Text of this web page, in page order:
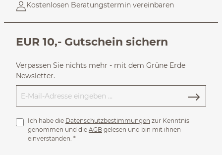
Kostenlosen Beratungstermin vereinbaren
EUR 10,- Gutschein sichern
Verpassen Sie nichts mehr - mit dem Grüne Erde
Newsletter.
Ich habe die Datenschutzbestimmungen zur Kenntnis
genommen und die AGB gelesen und bin mit ihnen
einverstanden. *